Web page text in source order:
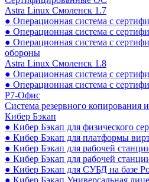
Astra Linux Смоленск 1.7
● Операционная система с
● Операционная система с
● Операционная система с
обороны
Astra Linux Смоленск 1.8
● Операционная система с
● Операционная система с
Р7-Офис
Система резервного копирования
Кибер Бэкап
● Кибер Бэкап для физического
● Кибер Бэкап для платформы
● Кибер Бэкап для рабочей
● Кибер Бэкап для рабочей
● Кибер Бэкап для СУБД на базе
● Кибер Бэкап Универсальная